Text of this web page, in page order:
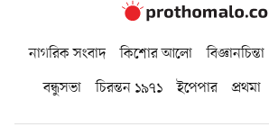
নাগরিক সংবাদ কিশোর আলো বিজ্ঞানচিন্তা
বন্ধুসভা
চিরন্তন ১৯৭১ ইপেপার প্রথমা